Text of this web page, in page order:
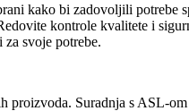
kako bi zadovoljili potrebe
kontrole kvalitete i
svoje potrebe.
Suradnja s ASL-